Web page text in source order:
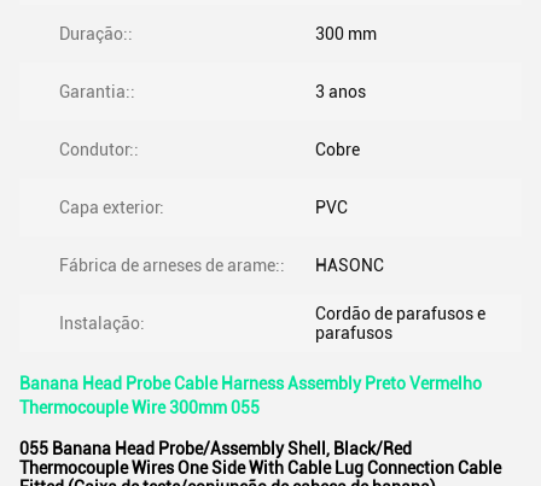
Duração:: 300 mm
Garantia:: 3 anos
Condutor:: Cobre
Capa exterior: PVC
Fábrica de arneses de arame:: HASONC
Instalação:
Cordão de parafusos e
parafusos
Banana Head Probe Cable Harness Assembly Preto Vermelho
Thermocouple Wire 300mm 055
055 Banana Head Probe/Assembly Shell, Black/Red
Thermocouple Wires One Side With Cable Lug Connection Cable